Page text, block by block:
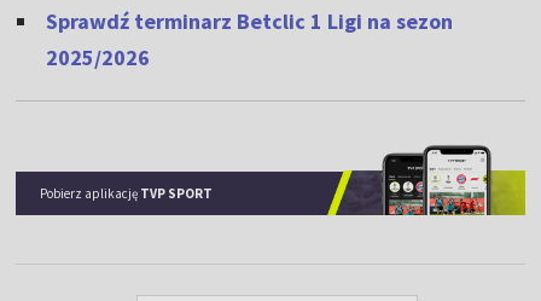
Sprawdź terminarz Betclic 1 Ligi na sezon
2025/2026
Pobierz aplikację TVP SPORT